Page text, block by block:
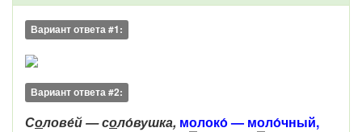
Вариант ответа #1:
Вариант ответа #2:
Солове́й — соло́вушка, молоко́ — моло́чный,